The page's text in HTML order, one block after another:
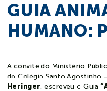
GUIA
HUMANO:
A convite do Ministério
do Colégio Santo Agostinho
Heringer, escreveu o Guia